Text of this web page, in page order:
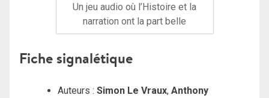
Un jeu audio où l’Histoire et la
narration ont la part belle
Fiche signalétique
Auteurs : Simon Le Vraux, Anthony